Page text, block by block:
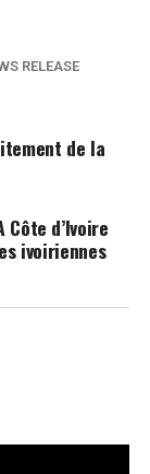
RELEASE
de la
Côte d’Ivoire
ivoiriennes